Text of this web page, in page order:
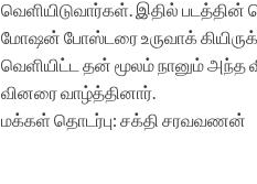
வெளியிடுவார்கள். இதில்
மோஷன் போஸ்டரை உருவாக்
வெளியிட்ட தன் மூலம் நானும் அந்த
வினரை வாழ்த்தினார்.
மக்கள் தொடர்பு: சக்தி சரவவணன்